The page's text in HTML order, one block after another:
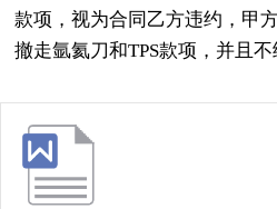
款项，视为合同乙方违约，甲
撤走氩氦刀和TPS款项，并且不